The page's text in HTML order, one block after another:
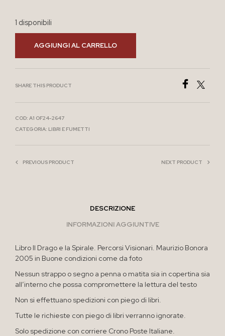
1 disponibili
AGGIUNGI AL CARRELLO
SHARE THIS PRODUCT
COD: A1 OF24-2647
CATEGORIA: LIBRI E FUMETTI
PREVIOUS PRODUCT NEXT PRODUCT
DESCRIZIONE
INFORMAZIONI AGGIUNTIVE
Libro Il Drago e la Spirale. Percorsi Visionari. Maurizio Bonora
2005 in Buone condizioni come da foto
Nessun strappo o segno a penna o matita sia in copertina sia
all’interno che possa compromettere la lettura del testo
Non si effettuano spedizioni con piego di libri.
Tutte le richieste con piego di libri verranno ignorate.
Solo spedizione con corriere Crono Poste Italiane.